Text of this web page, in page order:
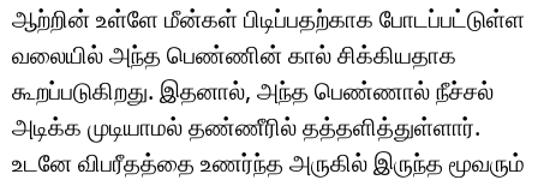
ஆற்றின் உள்ளே மீன்கள் பிடிப்பதற்காக போடப்பட்டுள்ள
வலையில் அந்த பெண்ணின் கால் சிக்கியதாக
கூறப்படுகிறது. இதனால், அந்த பெண்ணால் நீச்சல்
அடிக்க முடியாமல் தண்ணீரில் தத்தளித்துள்ளார்.
உடனே விபரீதத்தை உணர்ந்த அருகில் இருந்த மூவரும்